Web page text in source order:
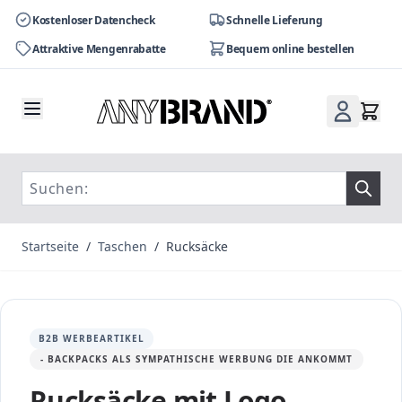
Kostenloser Datencheck
Schnelle Lieferung
Attraktive Mengenrabatte
Bequem online bestellen
Startseite / Taschen / Rucksäcke
B2B WERBEARTIKEL
- BACKPACKS ALS SYMPATHISCHE WERBUNG DIE ANKOMMT